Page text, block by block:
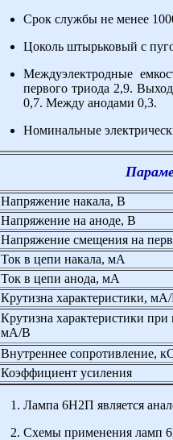
Срок службы не менее
Цоколь штырьковый с
Междуэлектродные
первого триода 2,9.
0,7. Между анодами 0,3.
Номинальные
Напряжение накала, В
Напряжение на аноде, В
Напряжение смещения на
Ток в цепи накала, мА
Ток в цепи анода, мА
Крутизна характеристики,
Крутизна характеристики
мА/В
Внутреннее сопротивление,
Коэффициент усиления
Лампа 6Н2П является
Схемы применения ламп